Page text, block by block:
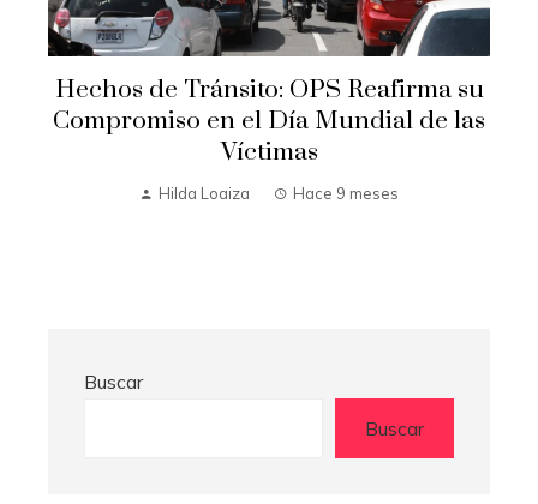
Hechos de Tránsito: OPS Reafirma su
Compromiso en el Día Mundial de las
Víctimas
Hilda Loaiza Hace 9 meses
Buscar
Buscar